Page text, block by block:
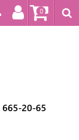
0
665-20-65